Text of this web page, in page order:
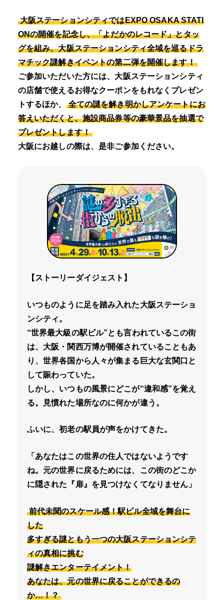
大阪ステーションシティではEXPO OSAKA STATI
ONの開催を記念し、「よだかのレコード」とタッ
グを組み、大阪ステーションシティ全域を巡るドラ
マチック謎解きイベントの第二弾を開催します！
ご参加いただいた方には、大阪ステーションシティ
の店舗で使えるお得なクーポンをもれなくプレゼン
トするほか、
全ての謎を解き明かしアンケートにお
答えいただくと、施設商品券等の豪華景品を抽選で
プレゼントします！
大阪にお越しの際は、是非ご参加ください。
【ストーリーダイジェスト】
いつものように足を踏み入れた大阪ステーショ
ンシティ。
“世界最大級の駅ビル”とも言われているこの街
は、大阪・関西万博が開催されていることもあ
り、世界各国から人々が集まる巨大な玄関口と
して賑わっていた。
しかし、いつもの風景にどこが“違和感”を覚え
る。見慣れた場所なのに何かが違う。
ふいに、初老の駅員が声をかけてきた。
「あなたはこの世界の住人ではないようです
ね。元の世界に戻るためには、この街のどこか
に隠された『扉』を見つけなくてなりません」
前代未聞のスケール感！駅ビル全域を舞台に
した
多すぎる謎ともう一つの大阪ステーションシテ
ィの真相に挑む
謎解きエンターテイメント！
あなたは、元の世界に戻ることができるの
か…！？